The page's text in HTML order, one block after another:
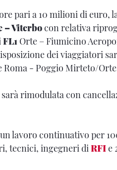
pari a 10 milioni di euro,
– Viterbocon relativa
FL1 Orte – Fiumicino
dei viaggiatori
Roma - Poggio Mirteto/
rimodulata con
lavoro continuativo per
tecnici, ingegneri diRFIe